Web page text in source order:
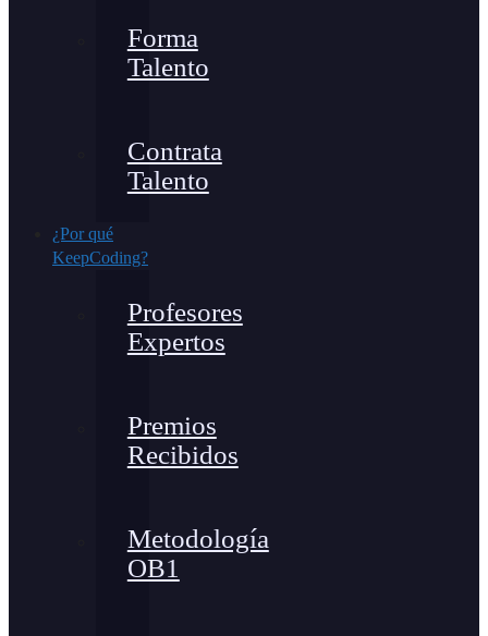
Forma
Talento
Contrata
Talento
¿Por qué
KeepCoding?
Profesores
Expertos
Premios
Recibidos
Metodología
OB1